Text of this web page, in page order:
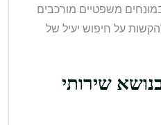
משפטיים מורכבים
על חיפוש יעיל של
שירותי